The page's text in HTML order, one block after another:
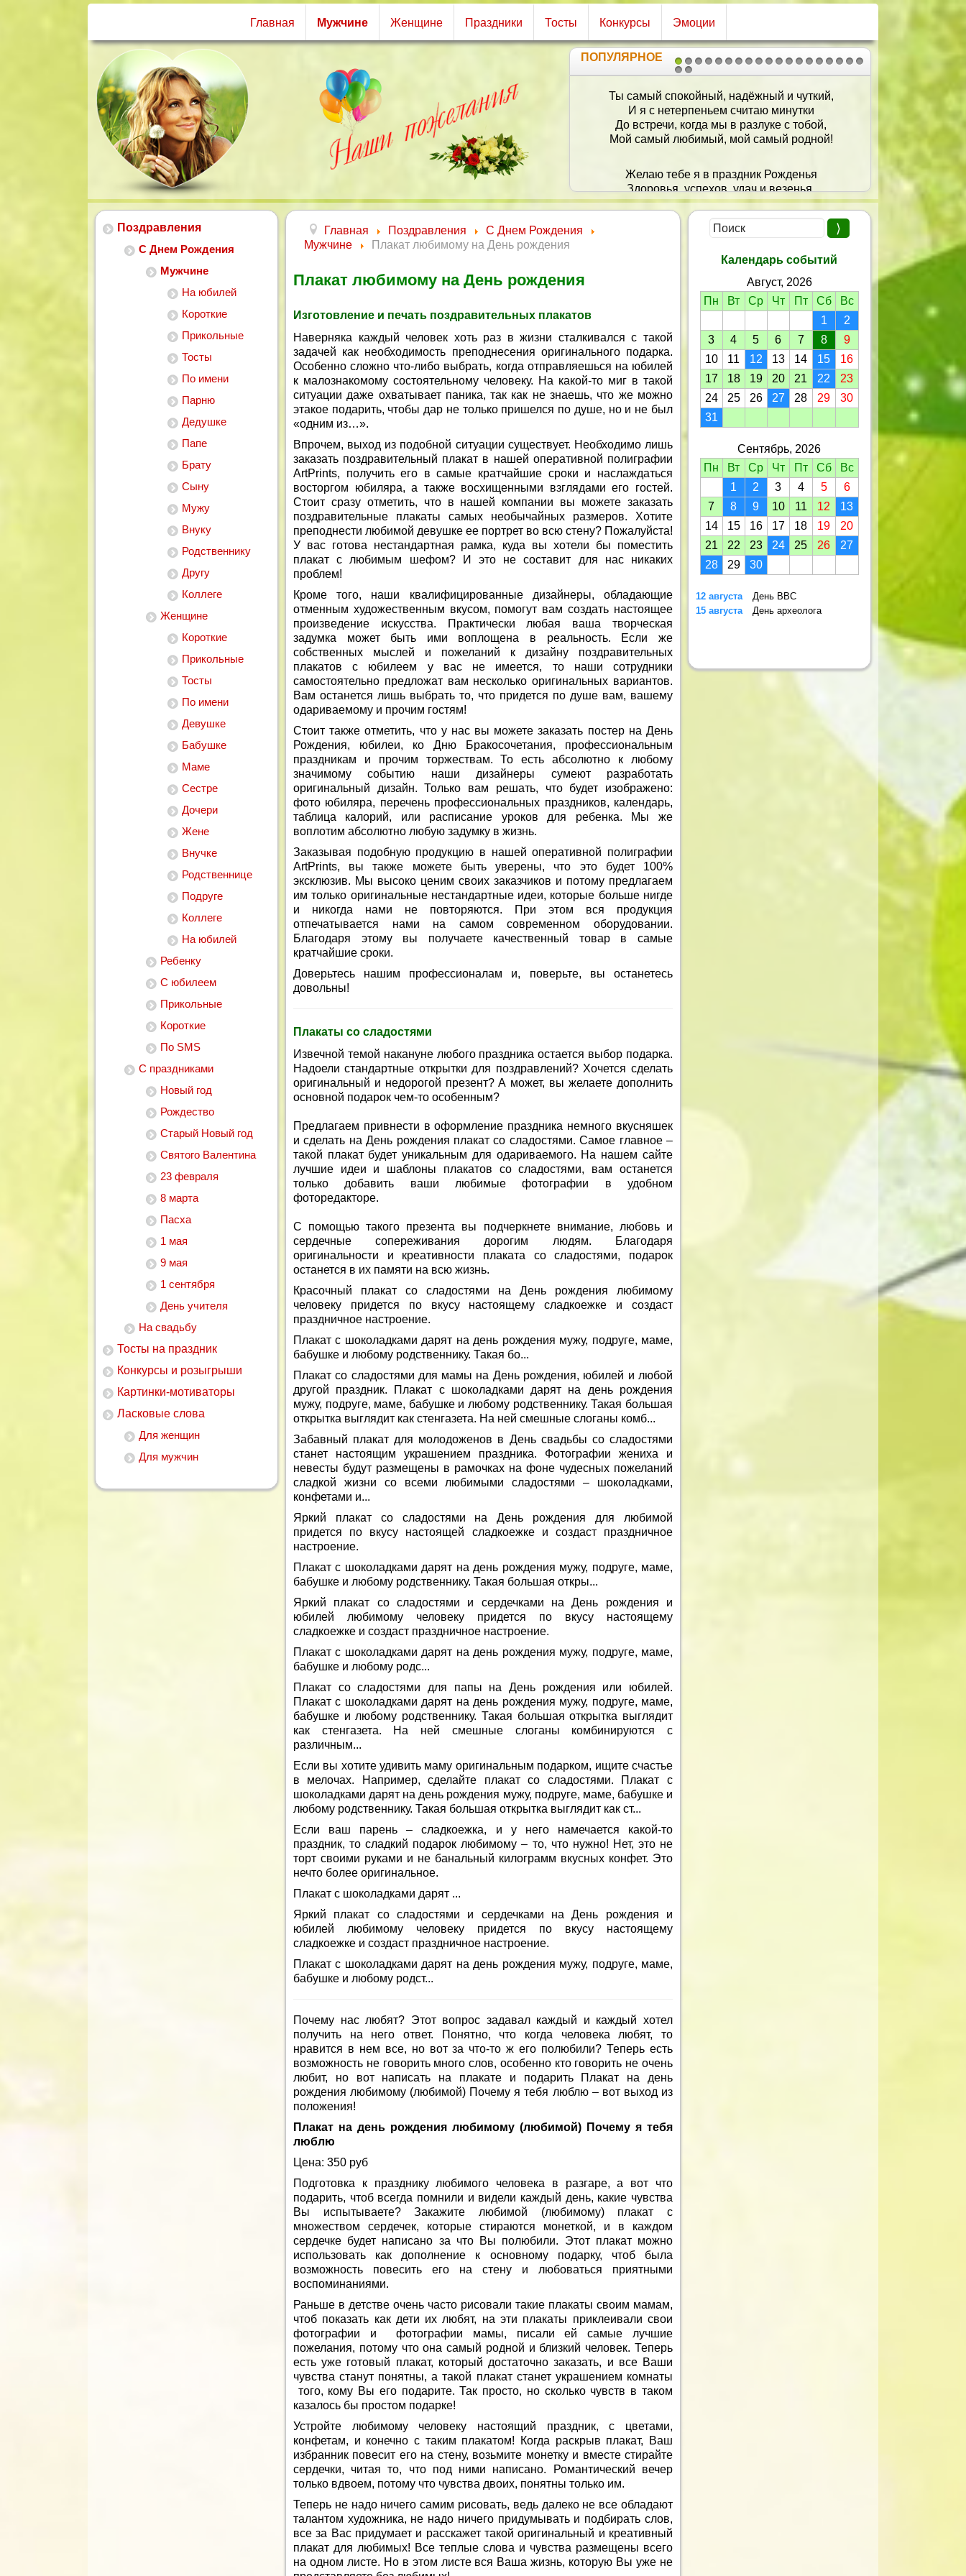
Главная Мужчине Женщине Праздники Тосты Конкурсы Эмоции
1 2
2021
ПОПУЛЯРНОЕ
Не болеть и не стареть,
С каждым годом молодеть.
Дружбы, бодрости, успеха,
Много радости и смеха!
Поздравления
С Днем Рождения
Мужчине
На юбилей
Короткие
Прикольные
Тосты
По имени
Парню
Дедушке
Папе
Брату
Сыну
Мужу
Внуку
Родственнику
Другу
Коллеге
Женщине
Короткие
Прикольные
Тосты
По имени
Девушке
Бабушке
Маме
Сестре
Дочери
Жене
Внучке
Родственнице
Подруге
Коллеге
На юбилей
Ребенку
С юбилеем
Прикольные
Короткие
По SMS
С праздниками
Новый год
Рождество
Старый Новый год
Святого Валентина
23 февраля
8 марта
Пасха
1 мая
9 мая
1 сентября
День учителя
На свадьбу
Тосты на праздник
Конкурсы и розыгрыши
Картинки-мотиваторы
Ласковые слова
Для женщин
Для мужчин
Главная Поздравления
С Днем Рождения
Мужчине
Плакат любимому на День рождения
Плакат любимому на День рождения
Изготовление и печать поздравительных плакатов
Наверняка каждый человек хоть раз в жизни сталкивался с такой
задачей как необходимость преподнесения оригинального подарка.
Особенно сложно что-либо выбрать, когда отправляешься на юбилей
к малознакомому состоятельному человеку. На какой-то миг в такой
ситуации даже охватывает паника, так как не знаешь, что же можно
этакое подарить, чтобы дар не только пришелся по душе, но и не был
«одним из…».
Впрочем, выход из подобной ситуации существует. Необходимо лишь
заказать поздравительный плакат в нашей оперативной полиграфии
ArtPrints, получить его в самые кратчайшие сроки и наслаждаться
восторгом юбиляра, а также восхищенными взглядами его гостей.
Стоит сразу отметить, что в нашей компании вы можете заказать
поздравительные плакаты самых необычайных размеров. Хотите
преподнести любимой девушке ее портрет во всю стену? Пожалуйста!
У вас готова нестандартная рамка, куда вы хотели бы поместить
плакат с любимым шефом? И это не составит для нас никаких
проблем!
Кроме того, наши квалифицированные дизайнеры, обладающие
отменным художественным вкусом, помогут вам создать настоящее
произведение искусства. Практически любая ваша творческая
задумка может быть ими воплощена в реальность. Если же
собственных мыслей и пожеланий к дизайну поздравительных
плакатов с юбилеем у вас не имеется, то наши сотрудники
самостоятельно предложат вам несколько оригинальных вариантов.
Вам останется лишь выбрать то, что придется по душе вам, вашему
одариваемому и прочим гостям!
Стоит также отметить, что у нас вы можете заказать постер на День
Рождения, юбилеи, ко Дню Бракосочетания, профессиональным
праздникам и прочим торжествам. То есть абсолютно к любому
значимому событию наши дизайнеры сумеют разработать
оригинальный дизайн. Только вам решать, что будет изображено:
фото юбиляра, перечень профессиональных праздников, календарь,
таблица калорий, или расписание уроков для ребенка. Мы же
воплотим абсолютно любую задумку в жизнь.
Заказывая подобную продукцию в нашей оперативной полиграфии
ArtPrints, вы также можете быть уверены, что это будет 100%
эксклюзив. Мы высоко ценим своих заказчиков и потому предлагаем
им только оригинальные нестандартные идеи, которые больше нигде
и никогда нами не повторяются. При этом вся продукция
отпечатывается нами на самом современном оборудовании.
Благодаря этому вы получаете качественный товар в самые
кратчайшие сроки.
Доверьтесь нашим профессионалам и, поверьте, вы останетесь
довольны!
Плакаты со сладостями
Извечной темой накануне любого праздника остается выбор подарка.
Надоели стандартные открытки для поздравлений? Хочется сделать
оригинальный и недорогой презент? А может, вы желаете дополнить
основной подарок чем-то особенным?
Предлагаем привнести в оформление праздника немного вкусняшек
и сделать на День рождения плакат со сладостями. Самое главное –
такой плакат будет уникальным для одариваемого. На нашем сайте
лучшие идеи и шаблоны плакатов со сладостями, вам останется
только добавить ваши любимые фотографии в удобном
фоторедакторе.
С помощью такого презента вы подчеркнете внимание, любовь и
сердечные сопереживания дорогим людям. Благодаря
оригинальности и креативности плаката со сладостями, подарок
останется в их памяти на всю жизнь.
Красочный плакат со сладостями на День рождения любимому
человеку придется по вкусу настоящему сладкоежке и создаст
праздничное настроение.
Плакат с шоколадками дарят на день рождения мужу, подруге, маме,
бабушке и любому родственнику. Такая бо...
Плакат со сладостями для мамы на День рождения, юбилей и любой
другой праздник. Плакат с шоколадками дарят на день рождения
мужу, подруге, маме, бабушке и любому родственнику. Такая большая
открытка выглядит как стенгазета. На ней смешные слоганы комб...
Забавный плакат для молодоженов в День свадьбы со сладостями
станет настоящим украшением праздника. Фотографии жениха и
невесты будут размещены в рамочках на фоне чудесных пожеланий
сладкой жизни со всеми любимыми сладостями – шоколадками,
конфетами и...
Яркий плакат со сладостями на День рождения для любимой
придется по вкусу настоящей сладкоежке и создаст праздничное
настроение.
Плакат с шоколадками дарят на день рождения мужу, подруге, маме,
бабушке и любому родственнику. Такая большая откры...
Яркий плакат со сладостями и сердечками на День рождения и
юбилей любимому человеку придется по вкусу настоящему
сладкоежке и создаст праздничное настроение.
Плакат с шоколадками дарят на день рождения мужу, подруге, маме,
бабушке и любому родс...
Плакат со сладостями для папы на День рождения или юбилей.
Плакат с шоколадками дарят на день рождения мужу, подруге, маме,
бабушке и любому родственнику. Такая большая открытка выглядит
как стенгазета. На ней смешные слоганы комбинируются с
различным...
Если вы хотите удивить маму оригинальным подарком, ищите счастье
в мелочах. Например, сделайте плакат со сладостями. Плакат с
шоколадками дарят на день рождения мужу, подруге, маме, бабушке и
любому родственнику. Такая большая открытка выглядит как ст...
Если ваш парень – сладкоежка, и у него намечается какой-то
праздник, то сладкий подарок любимому – то, что нужно! Нет, это не
торт своими руками и не банальный килограмм вкусных конфет. Это
нечто более оригинальное.
Плакат с шоколадками дарят ...
Яркий плакат со сладостями и сердечками на День рождения и
юбилей любимому человеку придется по вкусу настоящему
сладкоежке и создаст праздничное настроение.
Плакат с шоколадками дарят на день рождения мужу, подруге, маме,
бабушке и любому родст...
Почему нас любят? Этот вопрос задавал каждый и каждый хотел
получить на него ответ. Понятно, что когда человека любят, то
нравится в нем все, но вот за что-то ж его полюбили? Теперь есть
возможность не говорить много слов, особенно кто говорить не очень
любит, но вот написать на плакате и подарить Плакат на день
рождения любимому (любимой) Почему я тебя люблю – вот выход из
положения!
Плакат на день рождения любимому (любимой) Почему я тебя
люблю
Цена: 350 руб
Подготовка к празднику любимого человека в разгаре, а вот что
подарить, чтоб всегда помнили и видели каждый день, какие чувства
Вы испытываете? Закажите любимой (любимому) плакат с
множеством сердечек, которые стираются монеткой, и в каждом
сердечке будет написано за что Вы полюбили. Этот плакат можно
использовать как дополнение к основному подарку, чтоб была
возможность повесить его на стену и любоваться приятными
воспоминаниями.
Раньше в детстве очень часто рисовали такие плакаты своим мамам,
чтоб показать как дети их любят, на эти плакаты приклеивали свои
фотографии и фотографии мамы, писали ей самые лучшие
пожелания, потому что она самый родной и близкий человек. Теперь
есть уже готовый плакат, который достаточно заказать, и все Ваши
чувства станут понятны, а такой плакат станет украшением комнаты
того, кому Вы его подарите. Так просто, но сколько чувств в таком
казалось бы простом подарке!
Устройте любимому человеку настоящий праздник, с цветами,
конфетам, и конечно с таким плакатом! Когда раскрыв плакат, Ваш
избранник повесит его на стену, возьмите монетку и вместе стирайте
сердечки, читая то, что под ними написано. Романтический вечер
только вдвоем, потому что чувства двоих, понятны только им.
Теперь не надо ничего самим рисовать, ведь далеко не все обладают
талантом художника, не надо ничего придумывать и подбирать слов,
все за Вас придумает и расскажет такой оригинальный и креативный
плакат для любимых! Все теплые слова и чувства размещены всего
на одном листе. Но в этом листе вся Ваша жизнь, которую Вы уже не
Календарь событий
Август, 2026
Пн
Вт Ср Чт Пт Сб
Вс
1
2
3
4 5 6 7 8
9
10
11 12 13 14 15
16
17
18 19 20 21 22
23
24
25 26 27 28 29
30
31
Сентябрь, 2026
Пн
Вт Ср Чт Пт Сб
Вс
1
2 3 4 5
6
7
8 9 10 11 12
13
14
15 16 17 18 19
20
21
22 23 24 25 26
27
28
29 30
12 августа
День ВВС
15 августа
День археолога